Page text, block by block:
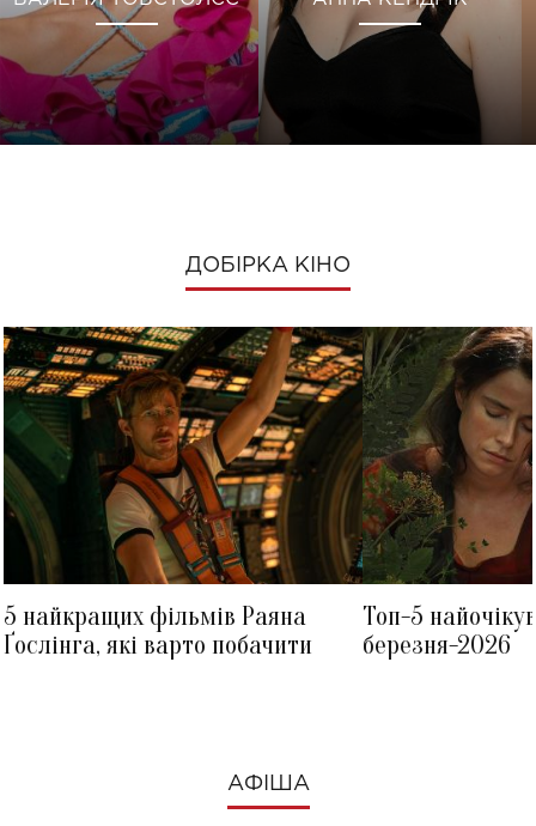
ДОБІРКА КІНО
5 найкращих фільмів Раяна
Ґослінга, які варто побачити
Топ-5
березня-2026
АФІША